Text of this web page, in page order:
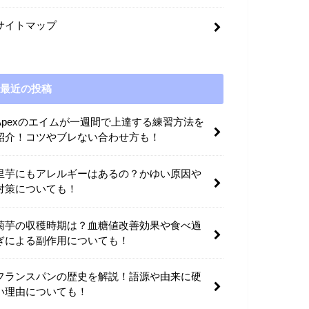
イトマップ
最近の投稿
のエイムが一週間で上達する練習方法を
介！コツやブレない合わせ方も！
芋にもアレルギーはあるの？かゆい原因や
策についても！
芋の収穫時期は？血糖値改善効果や食べ過
による副作用についても！
ランスパンの歴史を解説！語源や由来に硬
理由についても！